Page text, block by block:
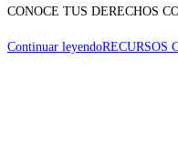
CONOCE TUS DERECHOS
Continuar leyendoRECURSOS